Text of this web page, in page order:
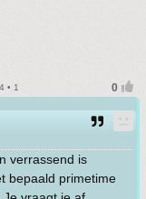
• 1
verrassend is
bepaald primetime